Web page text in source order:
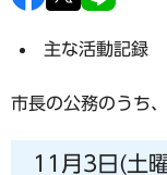
主な活動記録
市長の公務のうち
11月3日(土